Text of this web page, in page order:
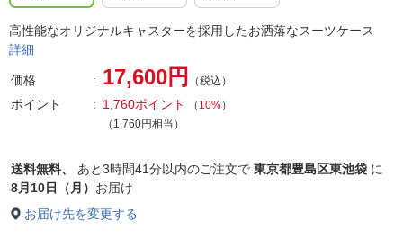
高性能なオリジナルキャスターを採用したお洒落なスーツケース
詳細
価格 17,600円 （税込）
ポイント 1,760ポイント （ 10%）
（1,760円相当）
送料無料、 あと3時間41分以内のご注文で 東京都豊島区東池袋 に
8月10日（月） お届け
お届け先を変更する